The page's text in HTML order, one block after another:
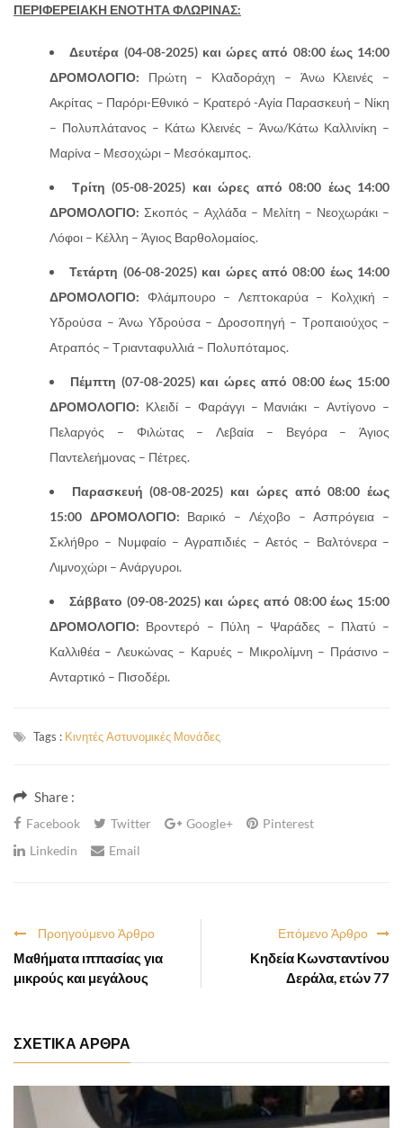
ΠΕΡΙΦΕΡΕΙΑΚΗ ΕΝΟΤΗΤΑ ΦΛΩΡΙΝΑΣ:
Δευτέρα (04-08-2025) και ώρες από 08:00 έως 14:00
ΔΡΟΜΟΛΟΓΙΟ: Πρώτη – Κλαδοράχη – Άνω Κλεινές –
Ακρίτας – Παρόρι-Εθνικό – Κρατερό -Αγία Παρασκευή – Νίκη
– Πολυπλάτανος – Κάτω Κλεινές – Άνω/Κάτω Καλλινίκη –
Μαρίνα – Μεσοχώρι – Μεσόκαμπος.
Τρίτη (05-08-2025) και ώρες από 08:00 έως 14:00
ΔΡΟΜΟΛΟΓΙΟ: Σκοπός – Αχλάδα – Μελίτη – Νεοχωράκι –
Λόφοι – Κέλλη – Άγιος Βαρθολομαίος.
Τετάρτη (06-08-2025) και ώρες από 08:00 έως 14:00
ΔΡΟΜΟΛΟΓΙΟ: Φλάμπουρο – Λεπτοκαρύα – Κολχική –
Υδρούσα – Άνω Υδρούσα – Δροσοπηγή – Τροπαιούχος –
Ατραπός – Τριανταφυλλιά – Πολυπόταμος.
Πέμπτη (07-08-2025) και ώρες από 08:00 έως 15:00
ΔΡΟΜΟΛΟΓΙΟ: Κλειδί – Φαράγγι – Μανιάκι – Αντίγονο –
Πελαργός – Φιλώτας – Λεβαία – Βεγόρα – Άγιος
Παντελεήμονας – Πέτρες.
Παρασκευή (08-08-2025) και ώρες από 08:00 έως
15:00 ΔΡΟΜΟΛΟΓΙΟ: Βαρικό – Λέχοβο – Ασπρόγεια –
Σκλήθρο – Νυμφαίο – Αγραπιδιές – Αετός – Βαλτόνερα –
Λιμνοχώρι – Ανάργυροι.
Σάββατο (09-08-2025) και ώρες από 08:00 έως 15:00
ΔΡΟΜΟΛΟΓΙΟ: Βροντερό – Πύλη – Ψαράδες – Πλατύ –
Καλλιθέα – Λευκώνας – Καρυές – Μικρολίμνη – Πράσινο –
Ανταρτικό – Πισοδέρι.
Tags : Κινητές Αστυνομικές Μονάδες
Share :
Facebook Twitter Google+
Pinterest
Linkedin
Email
Επόμενο Άρθρο
Κηδεία Κωνσταντίνου
Δεράλα, ετών 77
Προηγούμενο Άρθρο
Μαθήματα ιππασίας για
μικρούς και μεγάλους
ΣΧΕΤΙΚΑ ΑΡΘΡΑ